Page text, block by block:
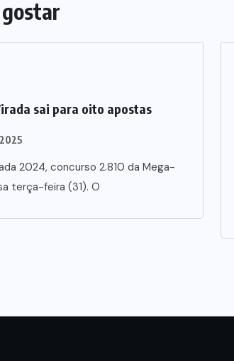
sai para oito apostas
2024, concurso 2.810 da Mega-
terça-feira (31). O